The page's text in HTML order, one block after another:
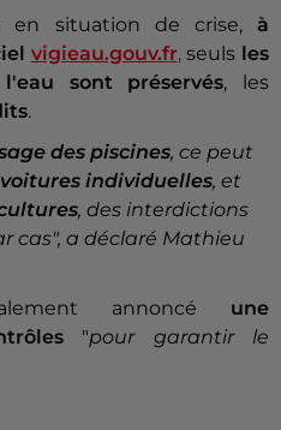
en situation de crise, à
vigieau.gouv.fr,seuls les
sont préservés, les
.
des piscines, ce peut
individuelles, et
, des interdictions
cas", a déclaré Mathieu
annoncé une
"pour garantir le